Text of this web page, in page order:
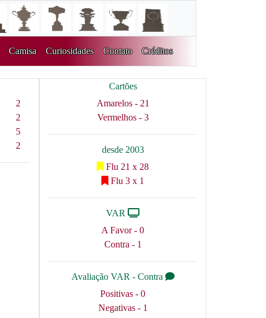
Camisa Curiosidades Contato Créditos
2
2
5
2
Cartões
Amarelos - 21
Vermelhos - 3
desde 2003
Flu 21 x 28
Flu 3 x 1
VAR
A Favor - 0
Contra - 1
Avaliação VAR - Contra
Positivas - 0
Negativas - 1